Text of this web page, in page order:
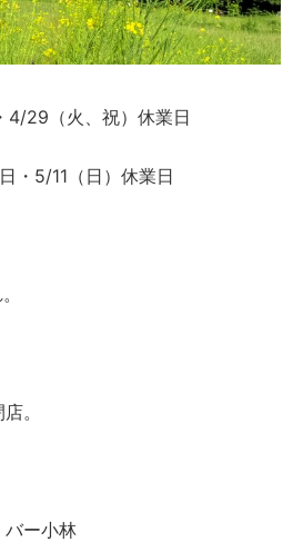
4/29（火、祝）休業日
・5/11（日）休業日
。
ー小林